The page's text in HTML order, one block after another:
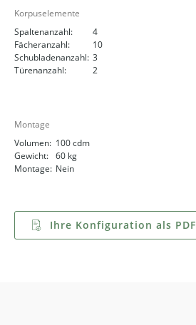
Korpuselemente
Spaltenanzahl:
4
Fächeranzahl:
10
Schubladenanzahl: 3
Türenanzahl:
2
Montage
Volumen: 100 cdm
Gewicht: 60 kg
Montage: Nein
Ihre Konfiguration als PDF